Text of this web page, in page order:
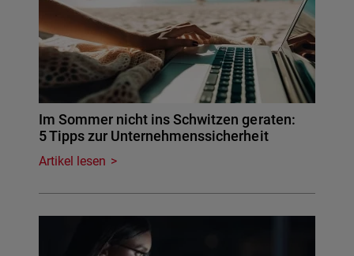
Im Sommer nicht ins Schwitzen geraten:
5 Tipps zur Unternehmenssicherheit
Artikel lesen